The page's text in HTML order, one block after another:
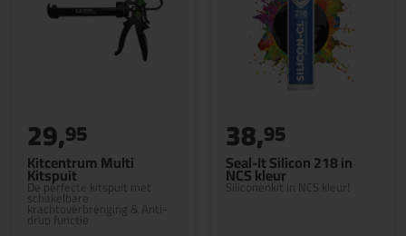
Kitcentrum Multi
Kitspuit
De perfecte kitspuit met
schakelbare
krachtoverbrenging & Anti-
drup functie
29,95
Seal-It Silicon 218 in
NCS kleur
Siliconenkit in NCS kleur!
38,95